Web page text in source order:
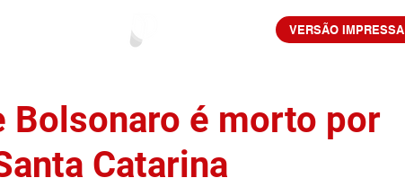
VERSÃO IMPRESSA
Bolsonaro é morto por
Catarina